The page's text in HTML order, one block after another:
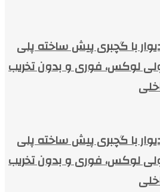
با گچبری پیش ساخته پلی
لوکس، فوری و بدون تخریب
با گچبری پیش ساخته پلی
لوکس، فوری و بدون تخریب